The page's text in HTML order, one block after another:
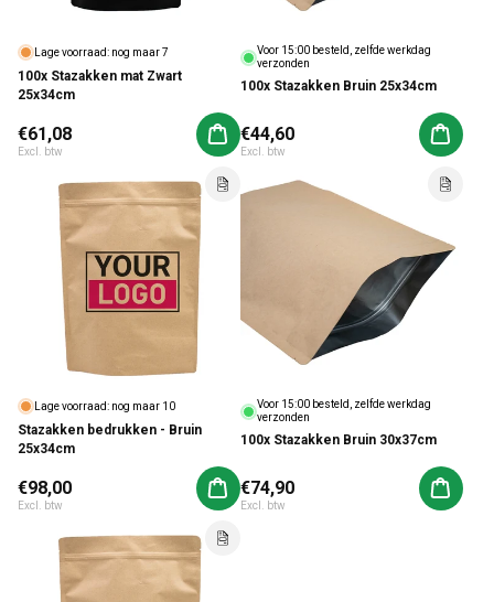
Lage voorraad: nog maar 7
100x Stazakken mat Zwart
25x34cm
Normale prijs
€61,08
Excl. btw
Aan winkelwagen toevoegen
Voor 15:00 besteld, zelfde werkdag
verzonden
100x Stazakken Bruin 25x34cm
Normale prijs
€44,60
Excl. btw
Aan
Lage voorraad: nog maar 10
Stazakken bedrukken - Bruin
25x34cm
Normale prijs
€98,00
Excl. btw
Aan winkelwagen toevoegen
Voor 15:00 besteld, zelfde werkdag
verzonden
100x Stazakken Bruin 30x37cm
Normale prijs
€74,90
Excl. btw
Aan